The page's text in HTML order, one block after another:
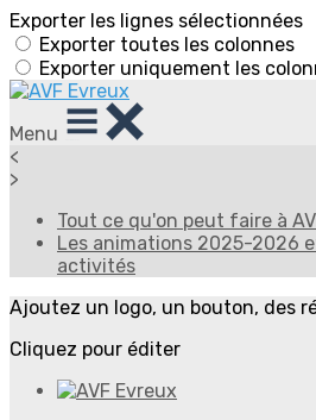
Exporter les lignes sélectionnées
Exporter toutes les colonnes
Exporter uniquement les
Menu
<
>
Tout ce qu'on peut faire à
Les animations 2025-2026
activités
Ajoutez un logo, un bouton, des
Cliquez pour éditer